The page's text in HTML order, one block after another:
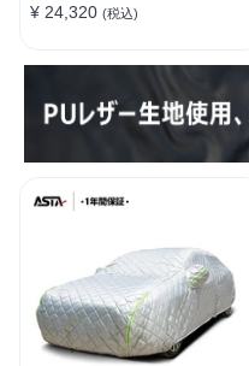
風ロープ付き
¥ 24,320 (税込)